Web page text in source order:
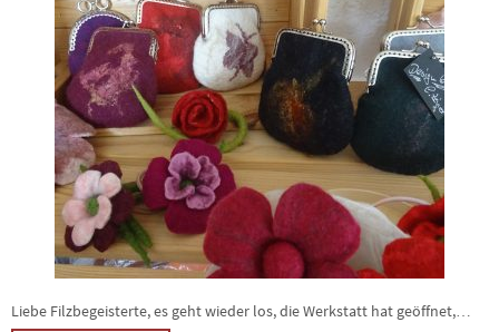
Liebe Filzbegeisterte, es geht wieder los, die Werkstatt hat geöffnet,…